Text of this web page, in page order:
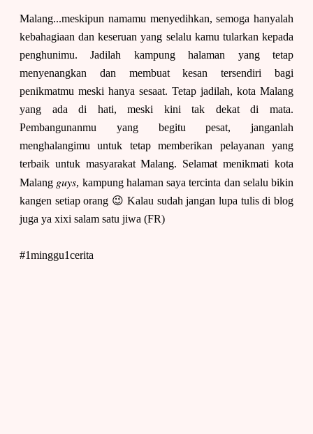
Malang...meskipun namamu menyedihkan, semoga hanyalah
kebahagiaan dan keseruan yang selalu kamu tularkan kepada
penghunimu. Jadilah kampung halaman yang tetap
menyenangkan dan membuat kesan tersendiri bagi
penikmatmu meski hanya sesaat. Tetap jadilah, kota Malang
yang ada di hati, meski kini tak dekat di mata.
Pembangunanmu yang begitu pesat, janganlah
menghalangimu untuk tetap memberikan pelayanan yang
terbaik untuk masyarakat Malang. Selamat menikmati kota
Malang guys, kampung halaman saya tercinta dan selalu bikin
kangen setiap orang 😉 Kalau sudah jangan lupa tulis di blog
juga ya xixi salam satu jiwa (FR)
#1minggu1cerita